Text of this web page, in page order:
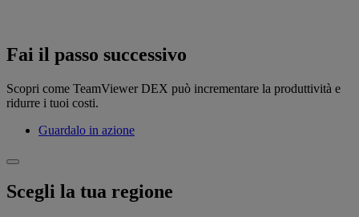
Fai il passo successivo
Scopri come TeamViewer DEX può incrementare la produttività e
ridurre i tuoi costi.
Guardalo in azione
Scegli la tua regione